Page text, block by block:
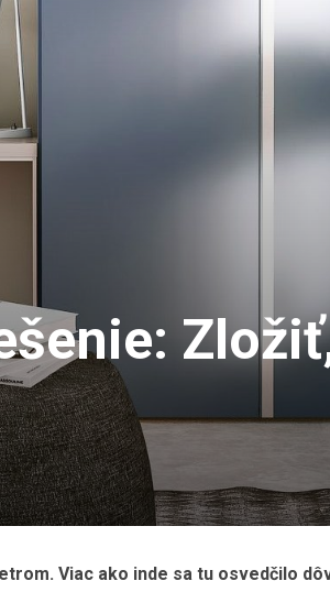
Viac ako inde sa tu osvedčilo